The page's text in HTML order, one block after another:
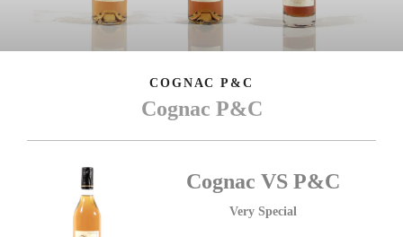
COGNAC P&C
Cognac P&C
Cognac VS P&C
Very Special